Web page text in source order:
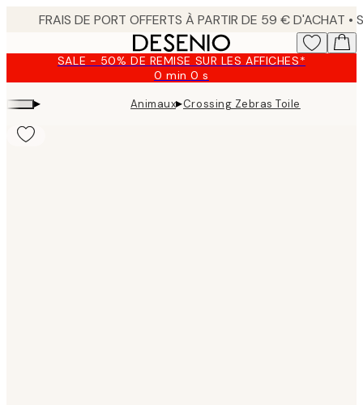
content.SALE - 50% DE REMISE SUR LES AFFICHES*
0 min0 s
Valable
jusqu'au
:
▸ Animaux▸Crossing Zebras Toile